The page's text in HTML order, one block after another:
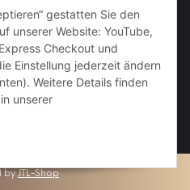
byJTL-Shop
gestatten Sie den
unserer Website: YouTube,
Checkout und
Einstellung jederzeit ändern
Weitere Details finden
unserer